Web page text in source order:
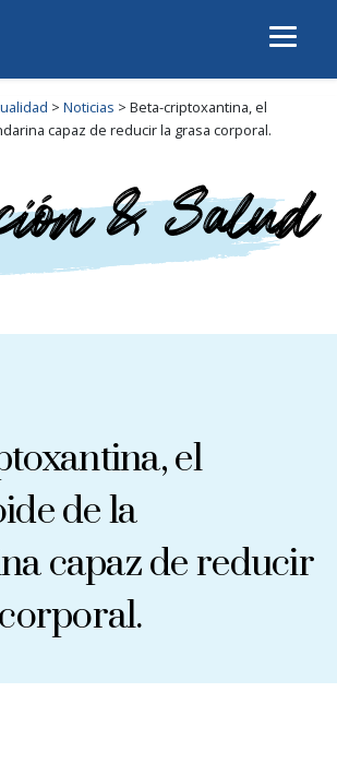
> Noticias > Beta-criptoxantina, el
capaz de reducir la grasa corporal.
el
de la
capaz de reducir